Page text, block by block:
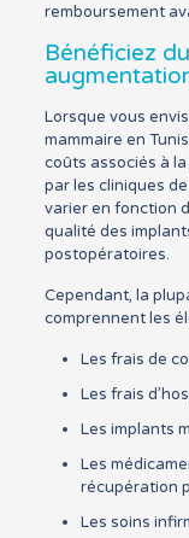
remboursement
Bénéficiez
Lorsque vous
mammaire en
coûts associés à
par les cliniques
varier en fonction
qualité des
postopératoires.
Cependant, la
comprennent les
Les frais de
Les frais
Les implants
Les
récupération
Les soins